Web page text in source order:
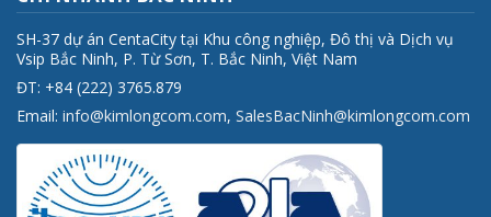
SH-37 dự án CentaCity tại Khu công nghiệp, Đô thị và Dịch vụ
Vsip Bắc Ninh, P. Từ Sơn, T. Bắc Ninh, Việt Nam
ĐT: +84 (222) 3765.879
Email: info@kimlongcom.com, SalesBacNinh@kimlongcom.com